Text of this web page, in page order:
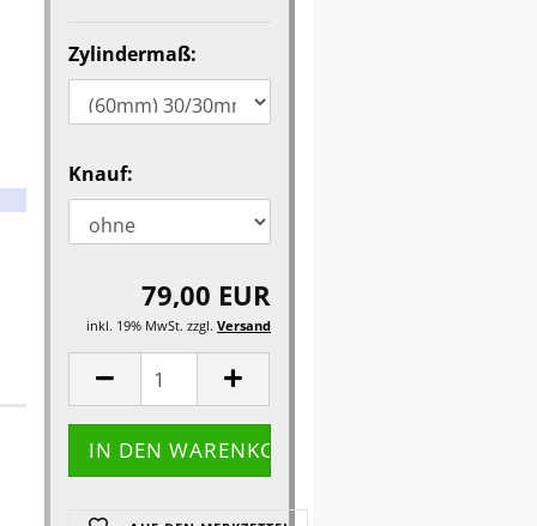
Zylindermaß:
Knauf:
79,00 EUR
inkl. 19% MwSt. zzgl. Versand